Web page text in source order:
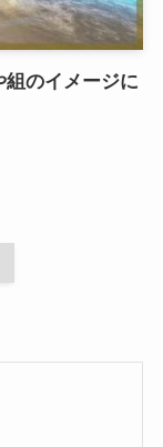
のイメージに